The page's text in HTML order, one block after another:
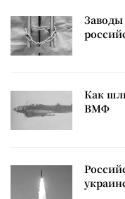
Как
ВМФ